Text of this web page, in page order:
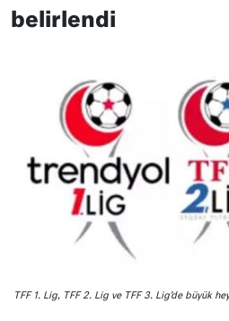
belirlendi
TFF 1. Lig, TFF 2. Lig ve TFF 3. Lig’de büyük